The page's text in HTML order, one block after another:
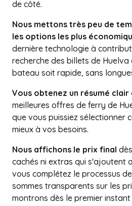
de côté.
Nous mettons très peu de
les options les plus
dernière technologie à
recherche des billets de Huelva
bateau soit rapide, sans
Vous obtenez un résumé clair
meilleures offres de ferry de
que vous puissiez sélectionner
mieux à vos besoins.
Nous affichons le prix final
cachés ni extras qui s'ajoutent
vous complétez le processus
sommes transparents sur les
montrons dès le premier